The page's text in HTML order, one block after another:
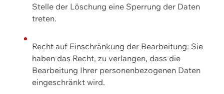
Stelle der Löschung eine Sperrung der Daten
treten.
Recht auf Einschränkung der Bearbeitung: Sie
haben das Recht, zu verlangen, dass die
Bearbeitung Ihrer personenbezogenen Daten
eingeschränkt wird.